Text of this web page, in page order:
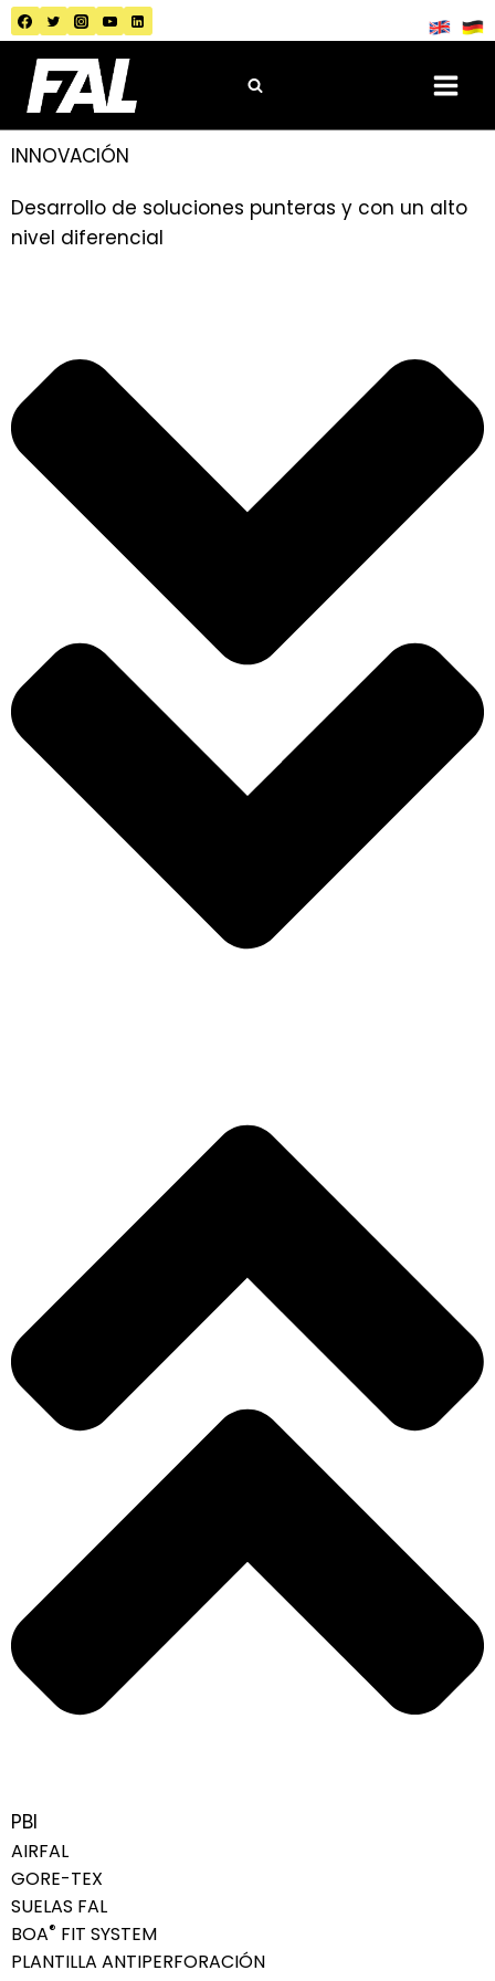
INNOVACIÓN
Desarrollo de soluciones punteras y con un alto
nivel diferencial
PBI
AIRFAL
GORE-TEX
SUELAS FAL
BOA® FIT SYSTEM
PLANTILLA ANTIPERFORACIÓN